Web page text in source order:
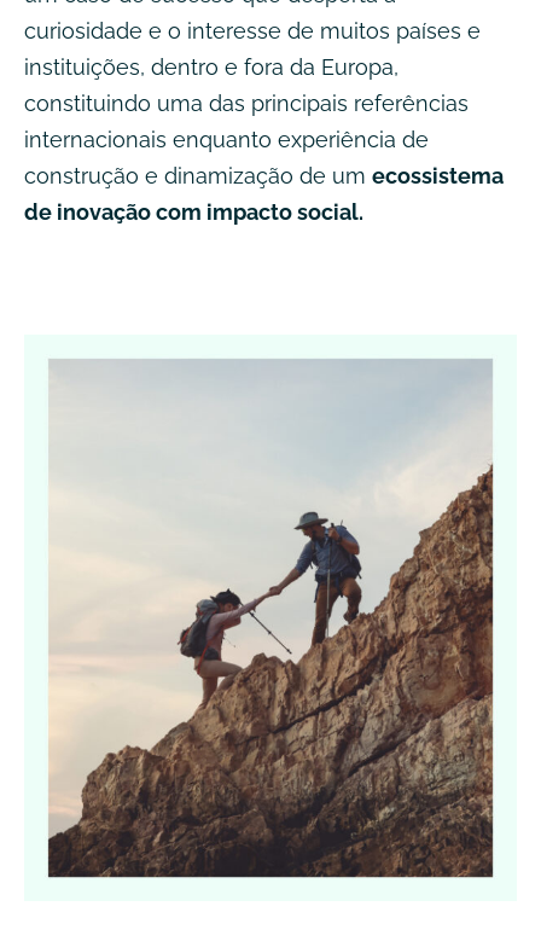
curiosidade e o interesse de muitos países e
instituições, dentro e fora da Europa,
constituindo uma das principais referências
internacionais enquanto experiência de
construção e dinamização de um ecossistema
de inovação com impacto social.